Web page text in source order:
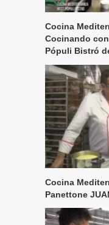
Cocina
Cocinando
Pópuli Bistró
Cocina
Panettone